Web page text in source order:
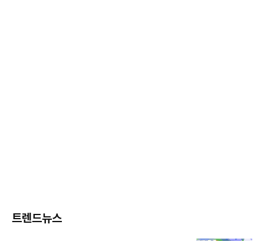
트렌드뉴스